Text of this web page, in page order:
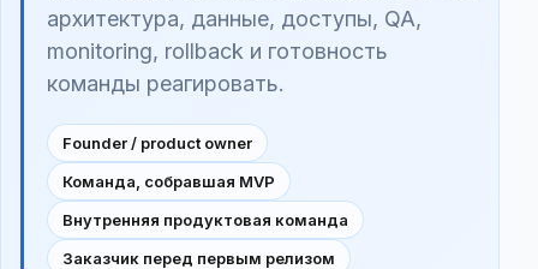
архитектура, данные, доступы, QA,
monitoring, rollback и готовность
команды реагировать.
Founder / product owner
Команда, собравшая MVP
Внутренняя продуктовая команда
Заказчик перед первым релизом